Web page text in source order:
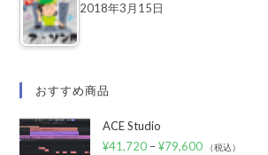
2018年3月15日
おすすめ商品
ACE Studio
¥41,720 –¥79,600 （税込）